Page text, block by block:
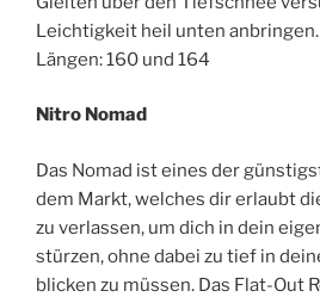
Leichtigkeit heil unten
Längen: 160 und 164
Nitro Nomad
Das Nomad ist eines der
dem Markt, welches dir erlaubt
zu verlassen, um dich in dein
stürzen, ohne dabei zu tief in
blicken zu müssen. Das Flat-Out